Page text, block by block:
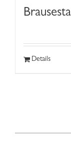
Details